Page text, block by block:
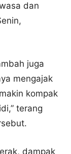
dan
juga
mengajak
kompak
terang
dampak